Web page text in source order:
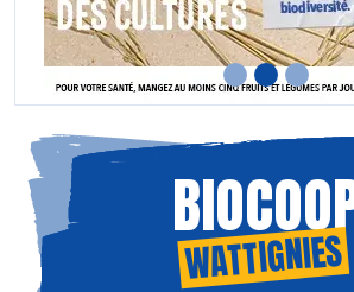
WATTIGNIES